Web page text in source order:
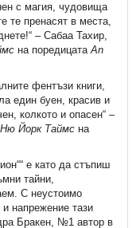
с магия, чудовища
те пренасят в места,
– Сабаа Тахир,
на поредицатаAn
фентъзи книги,
един буен, красив и
колкото и опасен“ –
Ню Йорк Таймс на
е като да стъпиш
тайни,
С неустоимо
напрежение тази
Бракен, №1 автор в